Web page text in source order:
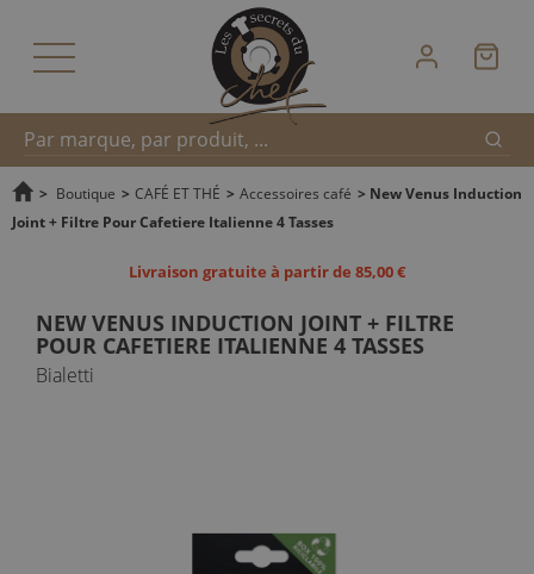
Recherche
> Boutique > CAFÉ ET THÉ > Accessoires café > New Venus Induction
Joint + Filtre Pour Cafetiere Italienne 4 Tasses
Livraison gratuite à partir de 85,00 €
NEW VENUS INDUCTION JOINT + FILTRE
POUR CAFETIERE ITALIENNE 4 TASSES
Bialetti